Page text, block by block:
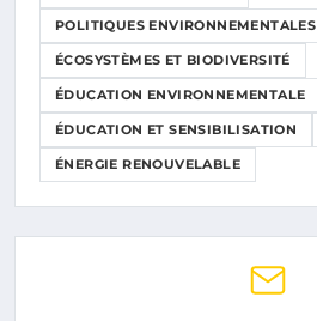
POLITIQUES ENVIRONNEMENTALES
ÉCOSYSTÈMES ET BIODIVERSITÉ
ÉDUCATION ENVIRONNEMENTALE
ÉDUCATION ET SENSIBILISATION
ÉNERGIE RENOUVELABLE